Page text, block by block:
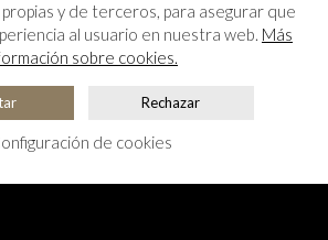
y de terceros, para asegurar que
al usuario en nuestra web. Más
sobre cookies.
Rechazar
de cookies